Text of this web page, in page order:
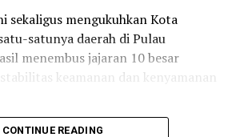
KESEHATAN
sekaligus mengukuhkan Kota
satunya daerah di Pulau
menembus jajaran 10 besar
keamanan dan kenyamanan
pertumbuhan ekonomi,
CONTINUE READING